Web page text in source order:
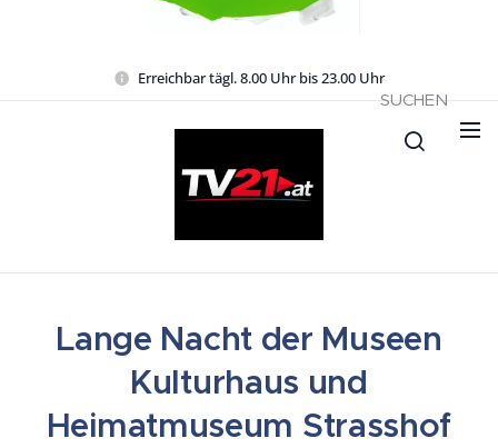
Erreichbar tägl. 8.00 Uhr bis 23.00 Uhr
SUCHEN
Lange Nacht der Museen
Kulturhaus und
Heimatmuseum Strasshof